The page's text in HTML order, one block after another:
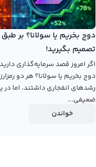
دوج بخریم یا سولانا؟ بر طبق
تصمیم بگیرید!
اگر امروز قصد سرمایه‌گذاری
رشدهای انفجاری داشتند، اما
ضعیفی...
خواندن